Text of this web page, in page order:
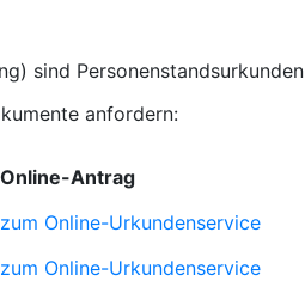
sind Personenstandsurkunden
anfordern:
Online-Antrag
zum Online-Urkundenservice
zum Online-Urkundenservice